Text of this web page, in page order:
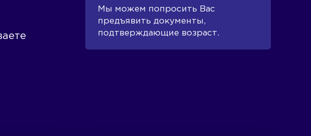
Мы можем попросить Вас
предъявить документы,
подтверждающие возраст.